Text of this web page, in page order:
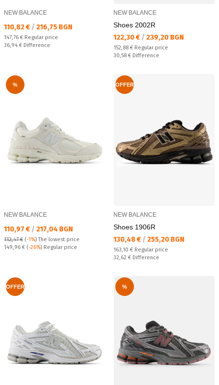
NEW BALANCE
Текуща цена:
110,82 € / 216,75 BGN
Regular price:
147,76 € Regular price
Спестявате:
36,94 € Difference
NEW BALANCE
Shoes 2002R
Текуща цена:
122,30 € / 239,20 BGN
Regular price:
152,88 € Regular price
Спестявате:
30,58 € Difference
%
NEW BALANCE
Текуща цена:
110,97 € / 217,04 BGN
112,47 € (-1%)The lowest price
Regular price:
149,96 € (-26%) Regular price
OFFER
NEW BALANCE
Shoes 1906R
Текуща цена:
130,48 € / 255,20 BGN
Regular price:
163,10 € Regular price
Спестявате:
32,62 € Difference
OFFER %